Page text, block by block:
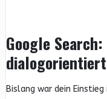
Google
Bislang war dein